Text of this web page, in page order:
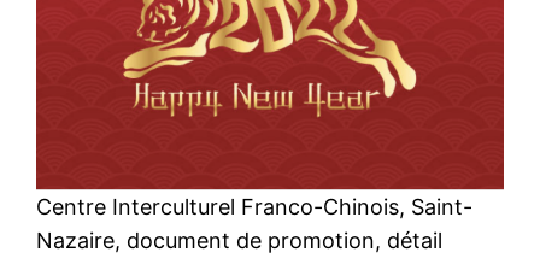
Centre Interculturel Franco-Chinois, Saint-
Nazaire, document de promotion, détail